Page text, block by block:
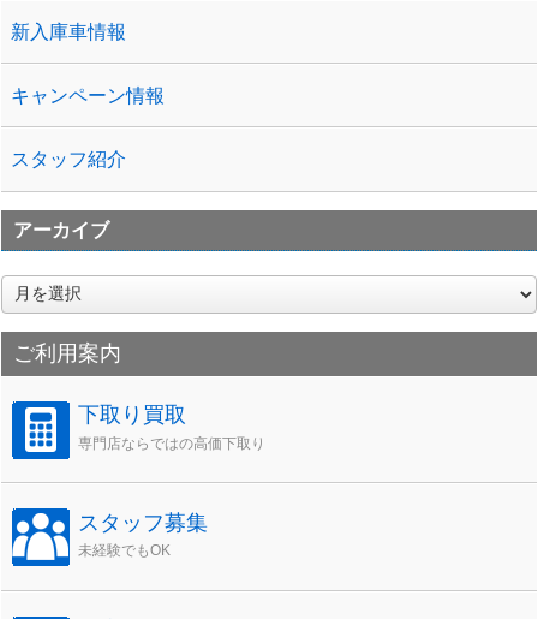
新入庫車情報
キャンペーン情報
スタッフ紹介
アーカイブ
ア
ー
カ
イご利用案内
下取り買取
専門店ならではの高価下取り
スタッフ募集
未経験でもOK